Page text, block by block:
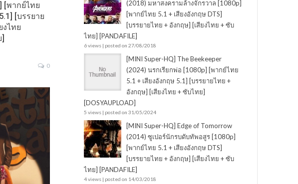
[พากย์ไทย
[บรรยาย
งไทย
0
(2018) มหาสงครามล้างจักรวาล [1080p]
[พากย์ไทย 5.1 + เสียงอังกฤษ DTS]
[บรรยายไทย + อังกฤษ] [เสียงไทย + ซับ
ไทย] [PANDAFILE]
6 views| posted on 27/08/2018
[MINI Super-HQ] The Beekeeper
(2024) นรกเรียกพ่อ [1080p] [พากย์ไทย
5.1 + เสียงอังกฤษ 5.1] [บรรยายไทย +
อังกฤษ] [เสียงไทย + ซับไทย]
[DOSYAUPLOAD]
5 views| posted on 31/05/2024
[MINI Super-HQ] Edge of Tomorrow
(2014) ซูเปอร์นักรบดับทัพอสูร [1080p]
[พากย์ไทย 5.1 + เสียงอังกฤษ DTS]
[บรรยายไทย + อังกฤษ] [เสียงไทย + ซับ
ไทย] [PANDAFILE]
4 views| posted on 14/03/2018